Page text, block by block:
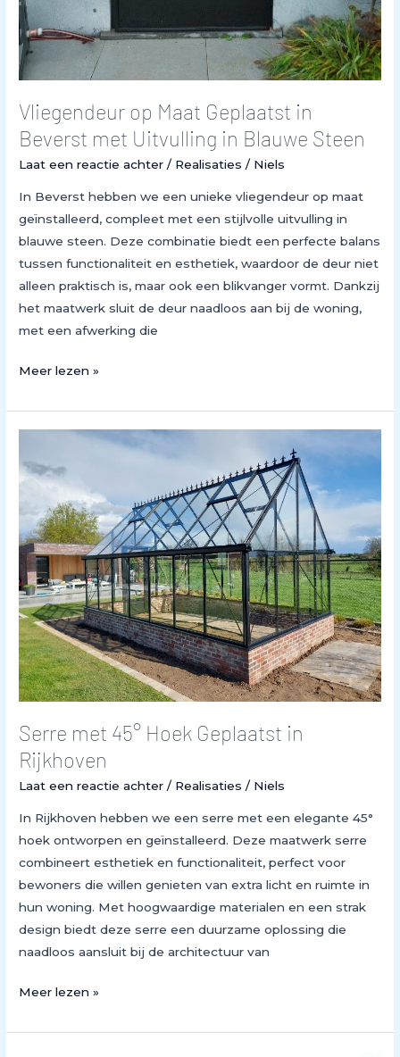
Vliegendeur op Maat Geplaatst in
Beverst met Uitvulling in Blauwe Steen
Laat een reactie achter / Realisaties / Niels
In Beverst hebben we een unieke vliegendeur op maat
geïnstalleerd, compleet met een stijlvolle uitvulling in
blauwe steen. Deze combinatie biedt een perfecte balans
tussen functionaliteit en esthetiek, waardoor de deur niet
alleen praktisch is, maar ook een blikvanger vormt. Dankzij
het maatwerk sluit de deur naadloos aan bij de woning,
met een afwerking die
Meer lezen »
Serre met 45° Hoek Geplaatst in
Rijkhoven
Laat een reactie achter / Realisaties / Niels
In Rijkhoven hebben we een serre met een elegante 45°
hoek ontworpen en geïnstalleerd. Deze maatwerk serre
combineert esthetiek en functionaliteit, perfect voor
bewoners die willen genieten van extra licht en ruimte in
hun woning. Met hoogwaardige materialen en een strak
design biedt deze serre een duurzame oplossing die
naadloos aansluit bij de architectuur van
met
45°
Hoek
Geplaatst
in
Rijkhoven
Meer lezen »